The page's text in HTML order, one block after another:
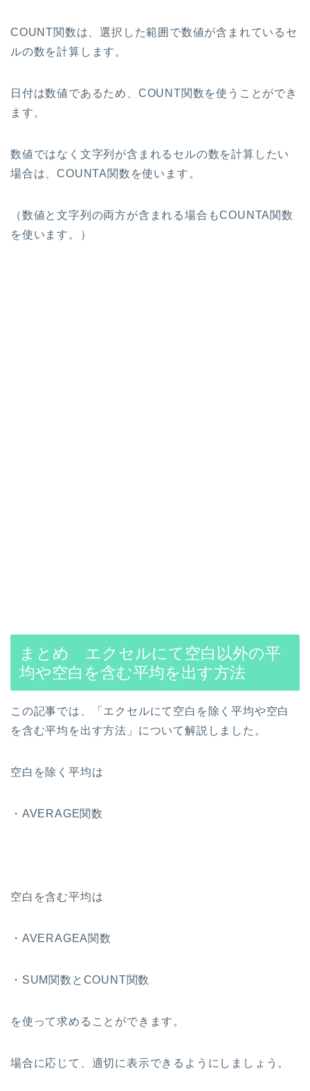
COUNT関数は、選択した範囲で数値が含まれているセ
ルの数を計算します。
日付は数値であるため、COUNT関数を使うことができ
ます。
数値ではなく文字列が含まれるセルの数を計算したい
場合は、COUNTA関数を使います。
（数値と文字列の両方が含まれる場合もCOUNTA関数
を使います。）
まとめ エクセルにて空白以外の平
均や空白を含む平均を出す方法
この記事では、「エクセルにて空白を除く平均や空白
を含む平均を出す方法」について解説しました。
空白を除く平均は
・AVERAGE関数
空白を含む平均は
・AVERAGEA関数
・SUM関数とCOUNT関数
を使って求めることができます。
場合に応じて、適切に表示できるようにしましょう。